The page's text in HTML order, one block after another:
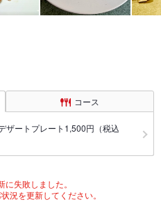
コース
ザートプレート1,500円（税込
失敗しました。
況を更新してください。